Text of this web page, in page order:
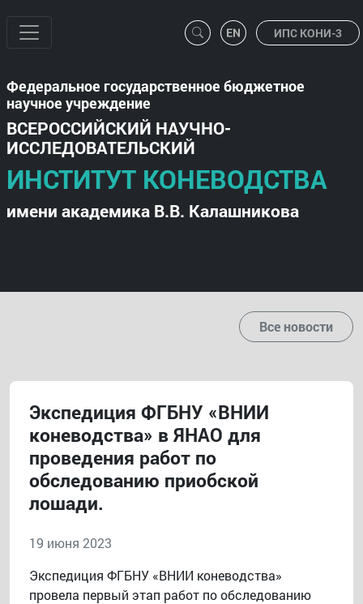
ИПС КОНИ-3
Федеральное государственное бюджетное
научное учреждение
ВСЕРОССИЙСКИЙ НАУЧНО-
ИССЛЕДОВАТЕЛЬСКИЙ
ИНСТИТУТ КОНЕВОДСТВА
имени академика В.В. Калашникова
Все новости
Экспедиция ФГБНУ «ВНИИ
коневодства» в ЯНАО для
проведения работ по
обследованию приобской
лошади.
19 июня 2023
Экспедиция ФГБНУ «ВНИИ коневодства»
провела первый этап работ по обследованию